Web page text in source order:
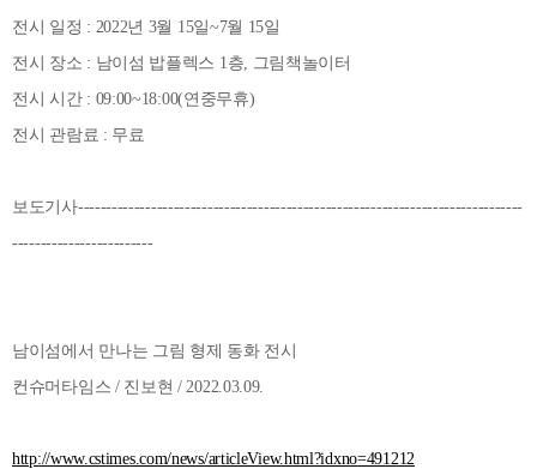
전시 일정 : 2022년 3월 15일~7월 15일
전시 장소 : 남이섬 밥플렉스 1층, 그림책놀이터
전시 시간 : 09:00~18:00(연중무휴)
전시 관람료 : 무료
보도기사-------------------------------------------------------------------------------
-------------------------
남이섬에서 만나는 그림 형제 동화 전시
컨슈머타임스 / 진보현 / 2022.03.09.
http://www.cstimes.com/news/articleView.html?idxno=491212